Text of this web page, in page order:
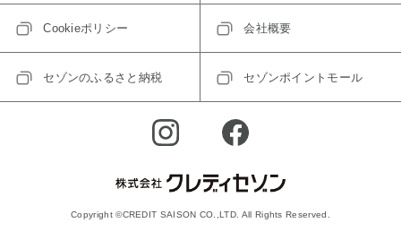
Cookieポリシー 会社概要
セゾンのふるさと納税 セゾンポイントモール
Copyright ©CREDIT SAISON CO.,LTD. All Rights Reserved.